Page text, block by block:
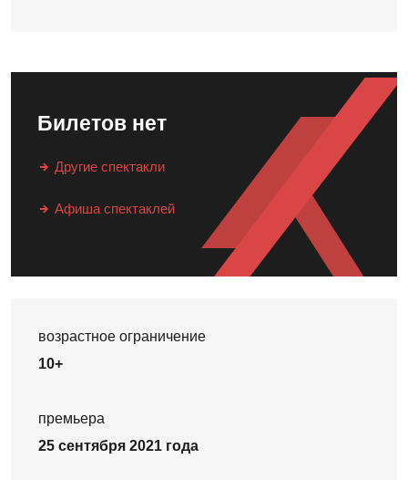
Билетов нет
Другие спектакли
Афиша спектаклей
возрастное ограничение
10+
премьера
25 сентября 2021 года